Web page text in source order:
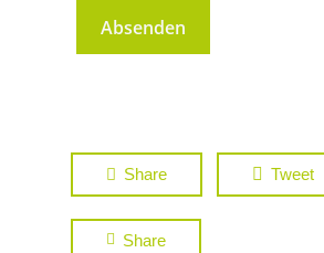
Share Tweet
Share